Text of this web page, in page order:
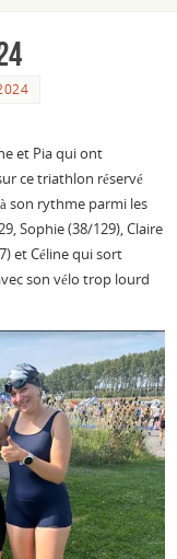
et Pia qui ont
ce triathlon réservé
son rythme parmi les
Sophie (38/129), Claire
et Céline qui sort
son vélo trop lourd